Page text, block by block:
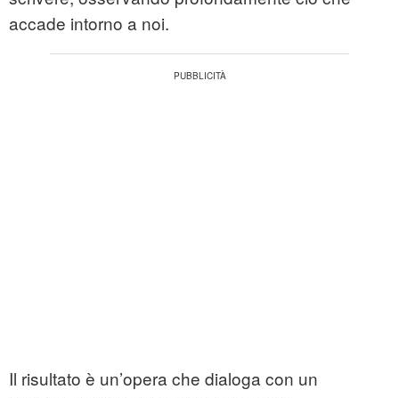
accade intorno a noi.
Il risultato è un’opera che dialoga con un